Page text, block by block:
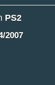
PS2
2007